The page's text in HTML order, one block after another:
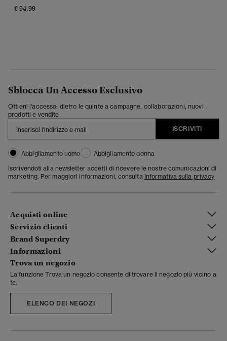
€ 94,99
Sblocca Un Accesso Esclusivo
Ottieni l'accesso: dietro le quinte a campagne, collaborazioni, nuovi
prodotti e vendite.
ISCRIVITI
Abbigliamento uomo
Abbigliamento donna
Iscrivendoti alla newsletter accetti di ricevere le nostre comunicazioni di
marketing. Per maggiori informazioni, consulta Informativa sulla privacy
Acquisti online
Servizio clienti
Brand Superdry
Informazioni
Trova un negozio
La funzione Trova un negozio consente di trovare il negozio più vicino a
te.
ELENCO DEI NEGOZI